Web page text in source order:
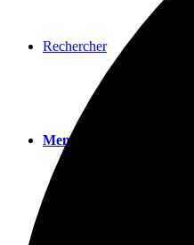
Rechercher
Menu